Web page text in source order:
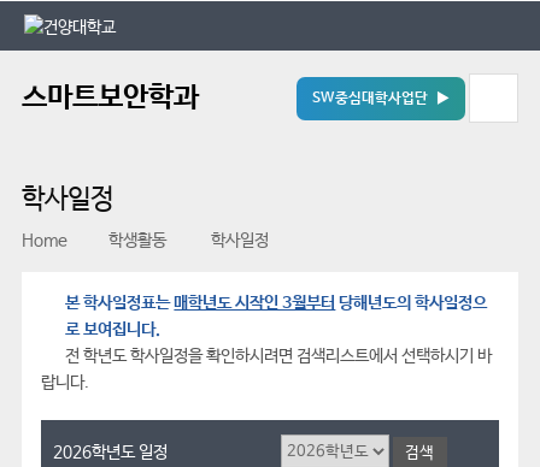
본문 바로가기
대메뉴 바로가기
스마트보안학과 SW중심대학사업단 ▶
학사일정
Home 학생활동 학사일정
본 학사일정표는매학년도 시작인 3월부터 당해년도의 학사일정으
로 보여집니다.
전 학년도 학사일정을 확인하시려면 검색리스트에서 선택하시기 바
랍니다.
2026학년도 일정